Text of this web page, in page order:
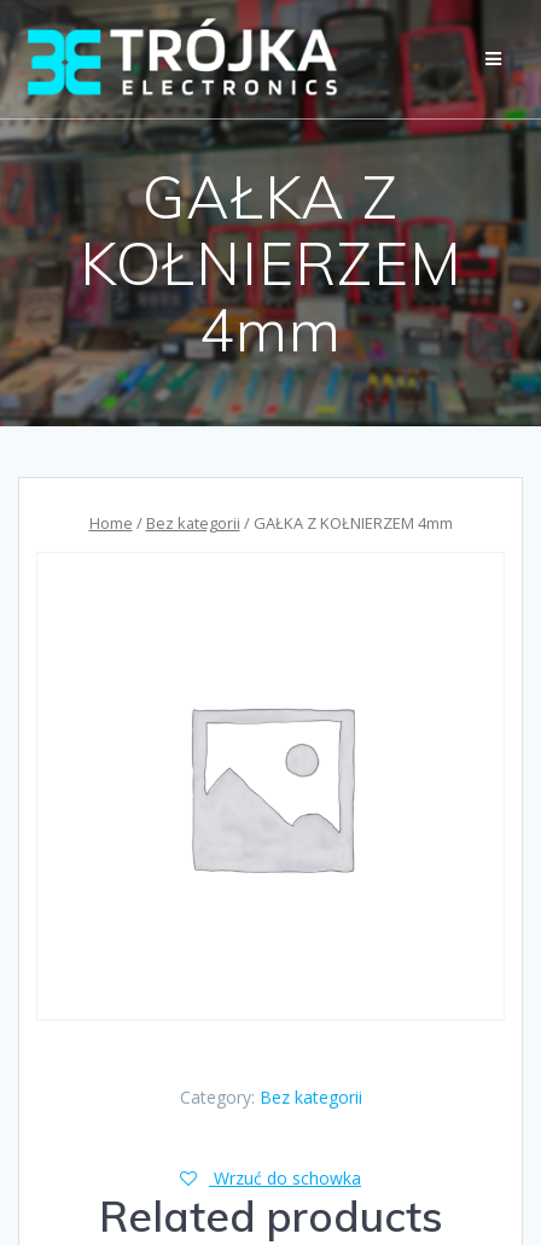
Przejdź
do
treści
GAŁKA Z
KOŁNIERZEM
4mm
Home / Bez kategorii / GAŁKA Z KOŁNIERZEM 4mm
Category: Bez kategorii
Wrzuć do schowka
Related products